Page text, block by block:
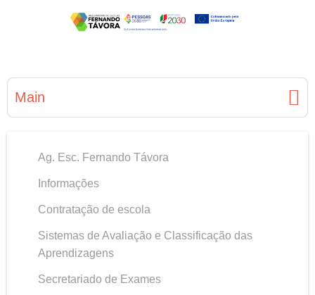
Main
Ag. Esc. Fernando Távora
Informações
Contratação de escola
Sistemas de Avaliação e Classificação das
Aprendizagens
Secretariado de Exames